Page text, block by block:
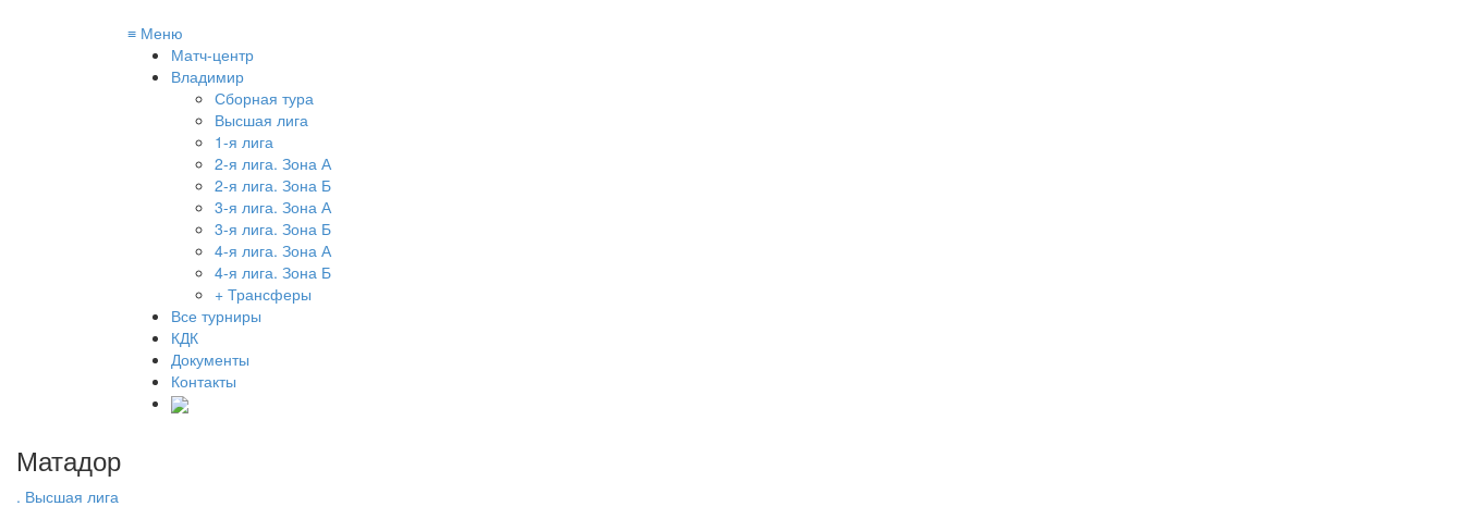
≡ Меню
Матч-центр
Владимир
Сборная тура
Высшая лига
1-я лига
2-я лига. Зона А
2-я лига. Зона Б
3-я лига. Зона А
3-я лига. Зона Б
4-я лига. Зона А
4-я лига. Зона Б
+ Трансферы
Все турниры
КДК
Документы
Контакты
Матадор
. Высшая лига